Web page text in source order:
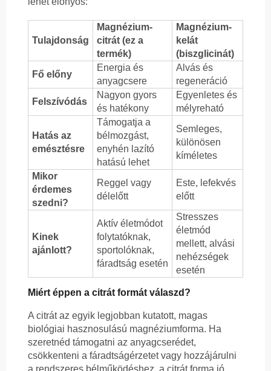
Tulajdonság
Magnézium-
citrát (ez a
termék)
Magnézium-
kelát
(biszglicinát)
Fő előny
Energia és
anyagcsere
Alvás és
regeneráció
Felszívódás
Nagyon gyors
és hatékony
Egyenletes és
mélyreható
Hatás az
emésztésre
Támogatja a
bélmozgást,
enyhén lazító
hatású lehet
Semleges,
különösen
kíméletes
Mikor
érdemes
szedni?
Reggel vagy
délelőtt
Este, lefekvés
előtt
Kinek
ajánlott?
Aktív életmódot
folytatóknak,
sportolóknak,
fáradtság esetén
Stresszes
életmód
mellett, alvási
nehézségek
esetén
Miért éppen a citrát formát válaszd?
A citrát az egyik legjobban kutatott, magas
biológiai hasznosulású magnéziumforma. Ha
szeretnéd támogatni az anyagcserédet,
csökkenteni a fáradtságérzetet vagy hozzájárulni
a rendszeres bélműködéshez, a citrát forma jó